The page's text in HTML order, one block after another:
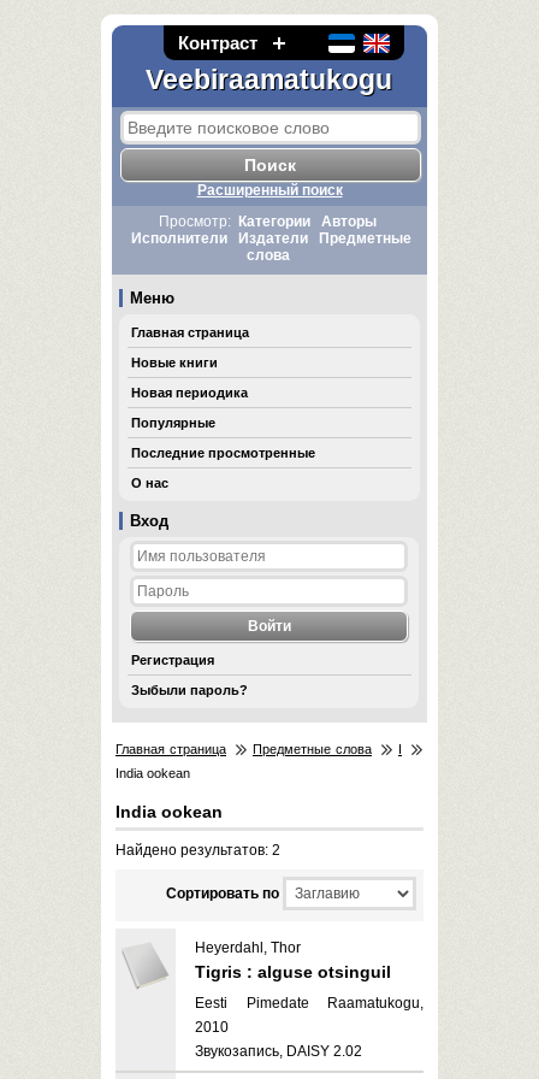
Контраст
Veebiraamatukogu
Вход
Регистрация
Зыбыли пароль?
Расширенный поиск
Просмотр:
Категории
Авторы
Исполнители
Издатели
Предметные
слова
Меню
Главная страница
Новые книги
Новая периодика
Популярные
Последние просмотренные
О нас
Главная страница Предметные слова
I
India ookean
India ookean
Найдено результатов: 2
Cортировать по
Heyerdahl, Thor
Tigris : alguse otsinguil
Eesti Pimedate Raamatukogu,
2010
Звукозапись, DAISY 2.02